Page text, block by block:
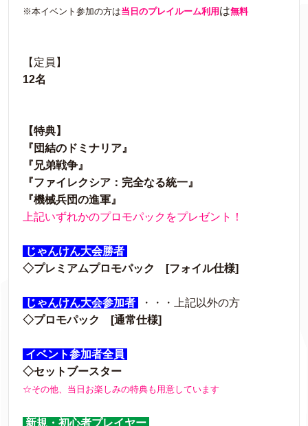
※本イベント参加の方は当日のプレイルーム利用 は無料
【定員】
12名
【特典】
『団結のドミナリア』
『兄弟戦争』
『ファイレクシア：完全なる統一』
『機械兵団の進軍』
上記いずれかのプロモパックをプレゼント！
じゃんけん大会勝者
◇プレミアムプロモパック [フォイル仕様]
じゃんけん大会参加者
・・・上記以外の方
◇プロモパック [通常仕様]
イベント参加者全員
◇セットブースター
☆その他、当日お楽しみの特典も用意しています
新規・初心者プレイヤー